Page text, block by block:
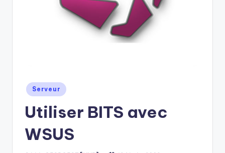
Posted
in
Serveur
Utiliser BITS avec
WSUS